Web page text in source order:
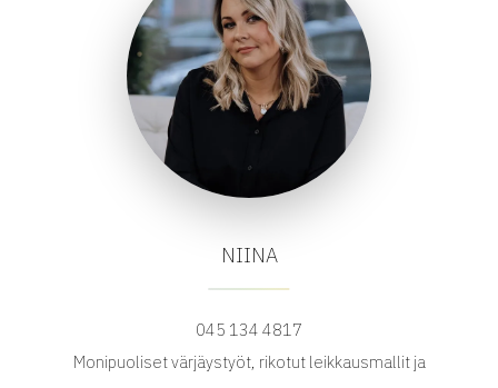
NIINA
045 134 4817
Monipuoliset värjäystyöt, rikotut leikkausmallit ja